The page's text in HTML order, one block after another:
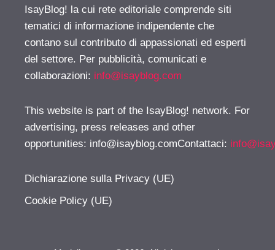
IsayBlog! la cui rete editoriale comprende siti
tematici di informazione indipendente che
contano sul contributo di appassionati ed esperti
del settore. Per pubblicità, comunicati e
collaborazioni: info@isayblog.com
This website is part of the IsayBlog! network. For
advertising, press releases and other
opportunities: info@isayblog.comContattaci:
Dichiarazione sulla Privacy (UE)
Cookie Policy (UE)